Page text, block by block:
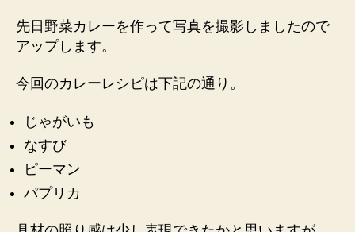
先日野菜カレーを作って写真を撮影しましたので
アップします。
今回のカレーレシピは下記の通り。
じゃがいも
なすび
ピーマン
パプリカ